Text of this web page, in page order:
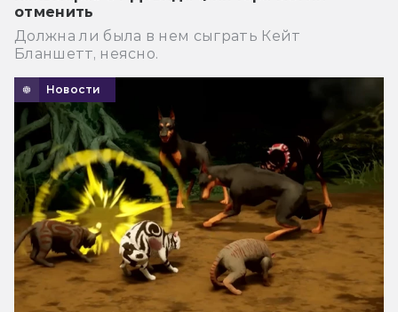
отменить
Должна ли была в нем сыграть Кейт
Бланшетт, неясно.
Новости